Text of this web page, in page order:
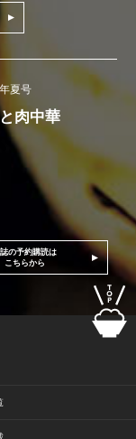
夏号
肉中華
の予約購読は
こちらから